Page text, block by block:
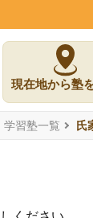
現在地から塾
学習塾一覧 氏